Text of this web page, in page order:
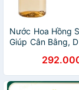
Nước Hoa Hồng
Giúp Cân Bằng,
Skin1004
Centella Toning